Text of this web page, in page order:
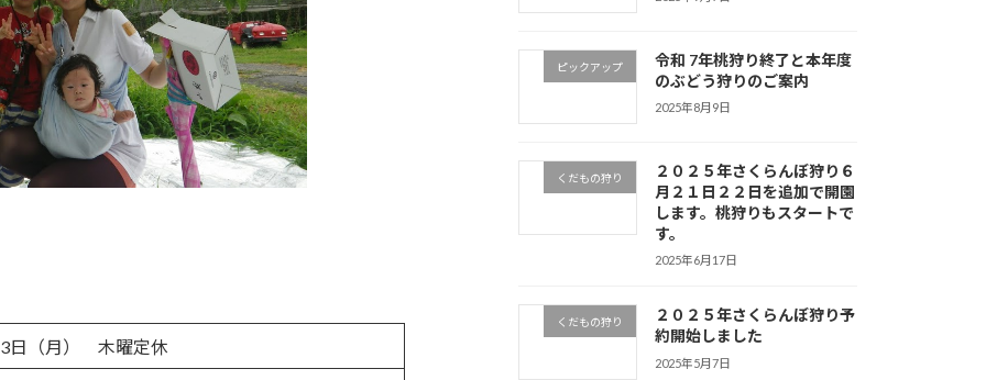
日（月） 木曜定休
ピックアップ
令和 7年桃狩り終了と本年度
のぶどう狩りのご案内
2025年8月9日
くだもの狩り
２０２５年さくらんぼ狩り６
月２１日２２日を追加で開園
します。桃狩りもスタートで
す。
2025年6月17日
くだもの狩り
２０２５年さくらんぼ狩り予
約開始しました
2025年5月7日